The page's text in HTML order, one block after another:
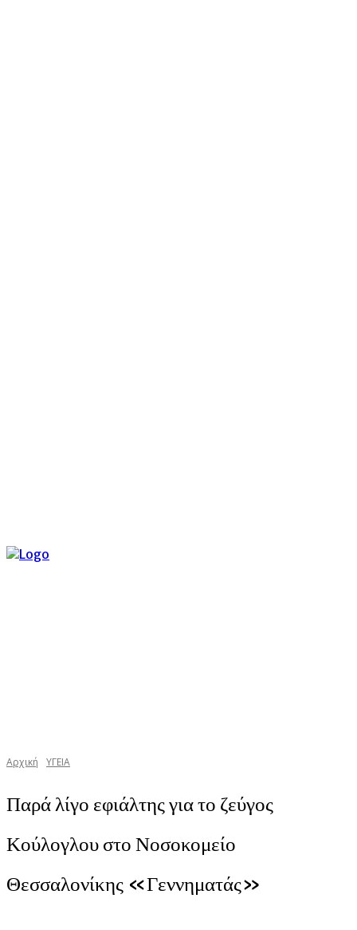
Αρχική YΓΕΙΑ
Παρά λίγο εφιάλτης για το ζεύγος
Κούλογλου στο Νοσοκομείο
Θεσσαλονίκης «Γεννηματάς»